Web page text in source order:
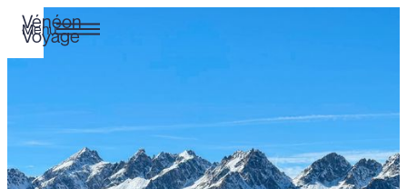
Vénéon
Voyage
Menu
stay